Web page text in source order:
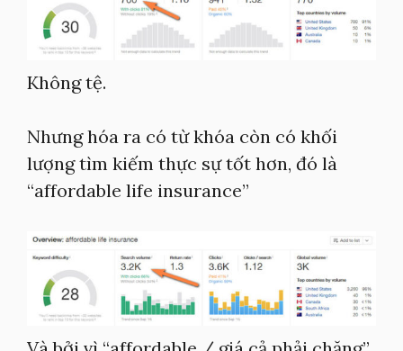
Không tệ.
Nhưng hóa ra có từ khóa còn có khối
lượng tìm kiếm thực sự tốt hơn, đó là
“affordable life insurance”